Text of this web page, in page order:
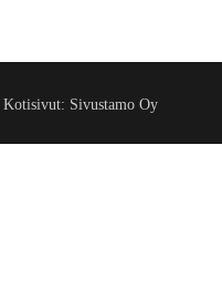
Kotisivut: Sivustamo Oy